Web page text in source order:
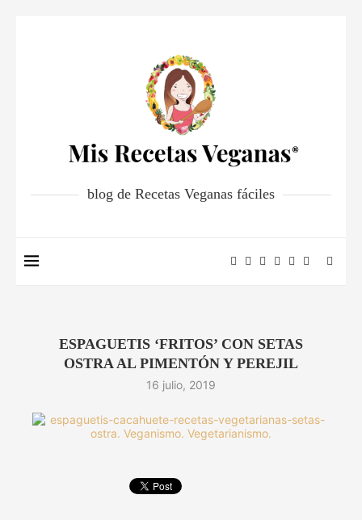
blog de Recetas Veganas fáciles
ESPAGUETIS ‘FRITOS’ CON SETAS
OSTRA AL PIMENTÓN Y PEREJIL
16 julio, 2019